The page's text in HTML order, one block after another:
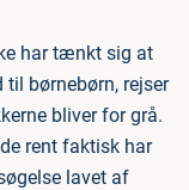
har tænkt sig at
børnebørn, rejser
bliver for grå.
rent faktisk har
lavet af